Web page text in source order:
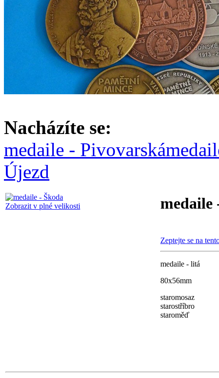
Nacházíte se:
medaile - Pivovarská
Újezd
Zobrazit v plné velikosti medaile
Zeptejte se na
medaile - litá
80x56mm
staromosaz
starostříbro
staroměď